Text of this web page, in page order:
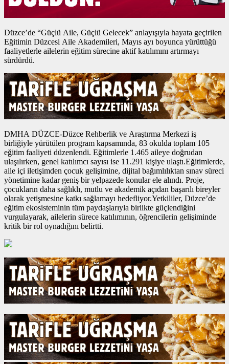
Düzce’de “Güçlü Aile, Güçlü Gelecek” anlayışıyla hayata geçirilen
Eğitimin Düzcesi Aile Akademileri, Mayıs ayı boyunca yürüttüğü
faaliyetlerle ailelerin eğitim sürecine aktif katılımını artırmayı
sürdürdü.
DMHA DÜZCE-Düzce Rehberlik ve Araştırma Merkezi iş
birliğiyle yürütülen program kapsamında, 83 okulda toplam 105
eğitim faaliyeti düzenlendi. Eğitimlerle 1.465 aileye doğrudan
ulaşılırken, genel katılımcı sayısı ise 11.291 kişiye ulaştı.Eğitimlerde,
aile içi iletişimden çocuk gelişimine, dijital bağımlılıktan sınav süreci
yönetimine kadar geniş bir yelpazede konular ele alındı. Proje,
çocukların daha sağlıklı, mutlu ve akademik açıdan başarılı bireyler
olarak yetişmesine katkı sağlamayı hedefliyor.Yetkililer, Düzce’de
eğitim ekosisteminin tüm paydaşlarıyla birlikte güçlendiğini
vurgulayarak, ailelerin sürece katılımının, öğrencilerin gelişiminde
kritik bir rol oynadığını belirtti.